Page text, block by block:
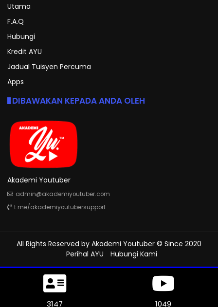
Utama
F.A.Q
Hubungi
Kredit AYU
Jadual Tuisyen Percuma
Apps
DIBAWAKAN KEPADA ANDA OLEH
Akademi Youtuber
admin@akademiyoutuber.com
t.me/akademiyoutubersupport
All Rights Reserved by Akademi Youtuber © Since 2020
Perihal AYU
Hubungi Kami
3516 1172